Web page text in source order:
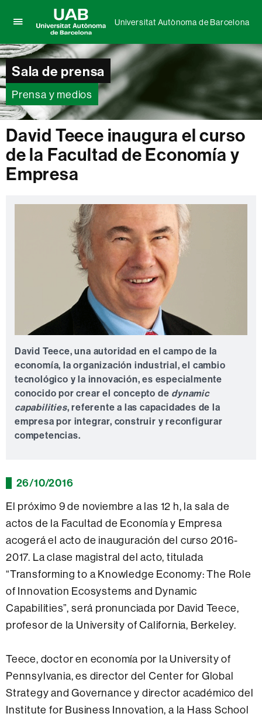
aquí
para
desplegar
el
menú
de
Universitat
Autònoma
de
Barcelona
Universitat
Autònoma
de
Universitat Autònoma de Barcelona
Sala de prensa
Prensa y medios
David Teece inaugura el curso
de la Facultad de Economía y
Empresa
David Teece, una autoridad en el campo de la
economía, la organización industrial, el cambio
tecnológico y la innovación, es especialmente
conocido por crear el concepto de dynamic
capabilities, referente a las capacidades de la
empresa por integrar, construir y reconfigurar
competencias.
26/10/2016
El próximo 9 de noviembre a las 12 h, la sala de
actos de la Facultad de Economía y Empresa
acogerá el acto de inauguración del curso 2016-
2017. La clase magistral del acto, titulada
“Transforming to a Knowledge Economy: The Role
of Innovation Ecosystems and Dynamic
Capabilities”, será pronunciada por David Teece,
profesor de la University of California, Berkeley.
Teece, doctor en economía por la University of
Pennsylvania, es director del Center for Global
Strategy and Governance y director académico del
Institute for Business Innovation, a la Hass School